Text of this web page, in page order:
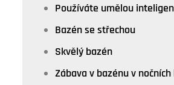
Používáte umělou
Bazén se střechou
Skvělý bazén
Zábava v bazénu v